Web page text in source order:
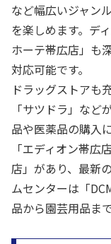
など幅広いジャン
を楽しめます。デ
ホーテ帯広店」も
対応可能です。
ドラッグストアも
「サツドラ」など
品や医薬品の購入
「エディオン帯
店」があり、最新
ムセンターは「
品から園芸用品ま